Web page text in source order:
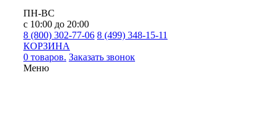
ПН-ВС
с 10:00 до 20:00
8 (800) 302-77-06 8 (499) 348-15-11
КОРЗИНА
0 товаров. Заказать звонок
Меню